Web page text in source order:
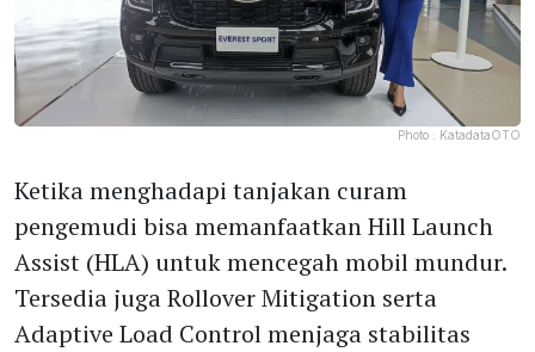
Photo : KatadataOTO
Ketika menghadapi tanjakan curam
pengemudi bisa memanfaatkan Hill Launch
Assist (HLA) untuk mencegah mobil mundur.
Tersedia juga Rollover Mitigation serta
Adaptive Load Control menjaga stabilitas